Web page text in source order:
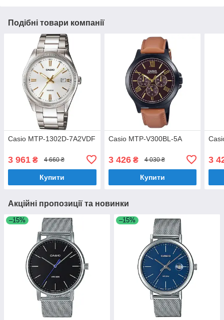
Подібні товари компанії
Casio MTP-1302D-7A2VDF
3 961 ₴ 4 660 ₴
Купити
Casio MTP-V300BL-5A
3 426₴ 4 030 ₴
Купити
3
Акційні пропозиції та новинки
–15% –15%